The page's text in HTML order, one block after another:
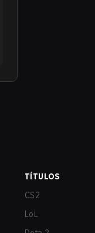
TÍTULOS
CS2
LoL